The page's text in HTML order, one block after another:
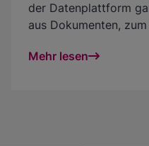
der Datenplattform
aus Dokumenten,
werden. Document AI
Mehr lesen